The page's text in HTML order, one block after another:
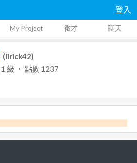
登入
My Project 徵才 聊天
(lirick42)
1 級 ‧ 點數 1237